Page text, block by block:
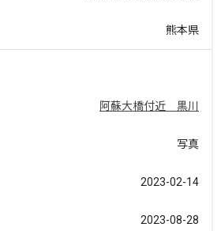
熊本県
阿蘇大橋付近 黒川
写真
2023-02-14
2023-08-28